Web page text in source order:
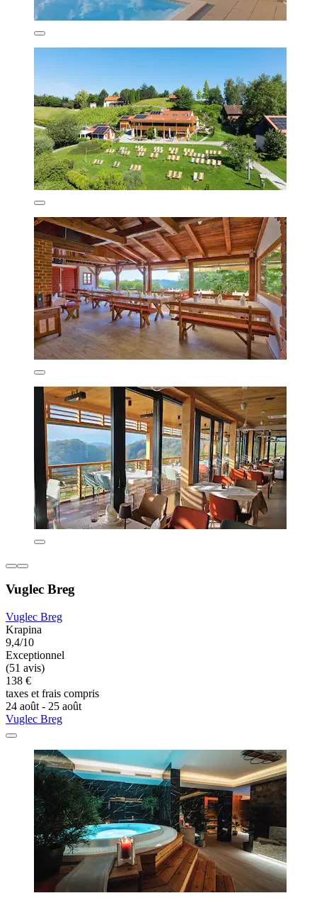
Vuglec Breg
Vuglec Breg
Krapina
9,4/10
Exceptionnel
(51 avis)
138 €
taxes et frais compris
24 août - 25 août
Vuglec Breg